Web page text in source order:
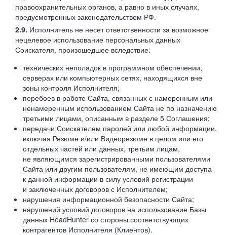
правоохранительных органов, а равно в иных случаях,
предусмотренных законодательством РФ.
2.9. Исполнитель не несет ответственности за возможное
нецелевое использование персональных данных
Соискателя, произошедшее вследствие:
технических неполадок в программном обеспечении,
серверах или компьютерных сетях, находящихся вне
зоны контроля Исполнителя;
перебоев в работе Сайта, связанных с намеренным или
ненамеренным использованием Сайта не по назначению
третьими лицами, описанным в разделе 5 Соглашения;
передачи Соискателем паролей или любой информации,
включая Резюме и/или Видеорезюме в целом или его
отдельных частей или данных, третьим лицам,
не являющимся зарегистрированными пользователями
Сайта или другим пользователям, не имеющим доступа
к данной информации в силу условий регистрации
и заключенных договоров с Исполнителем;
нарушения информационной безопасности Сайта;
нарушений условий договоров на использование Базы
данных HeadHunter со стороны соответствующих
контрагентов Исполнителя (Клиентов).